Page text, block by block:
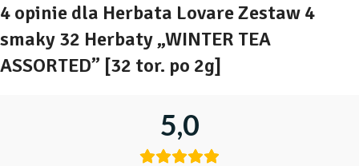
4 opinie dla Herbata Lovare Zestaw 4
smaky 32 Herbaty „WINTER TEA
ASSORTED” [32 tor. po 2g]
5,0